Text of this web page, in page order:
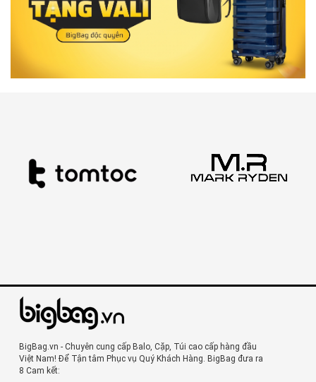
BigBag.vn - Chuyên cung cấp Balo, Cặp, Túi cao cấp hàng đầu
Việt Nam! Để Tận tâm Phục vụ Quý Khách Hàng. BigBag đưa ra
8 Cam kết: